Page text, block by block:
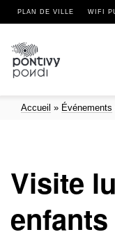
PLAN DE VILLE WIFI
Accueil » Événements
Visite